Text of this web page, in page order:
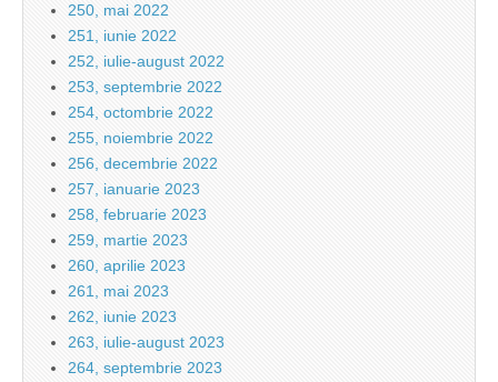
250, mai 2022
251, iunie 2022
252, iulie-august 2022
253, septembrie 2022
254, octombrie 2022
255, noiembrie 2022
256, decembrie 2022
257, ianuarie 2023
258, februarie 2023
259, martie 2023
260, aprilie 2023
261, mai 2023
262, iunie 2023
263, iulie-august 2023
264, septembrie 2023